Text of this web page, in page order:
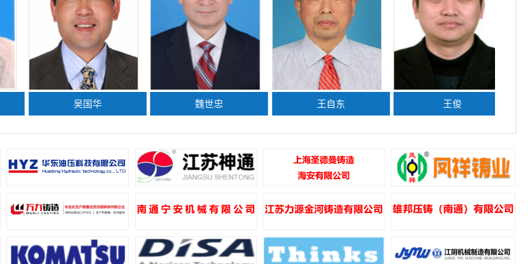
吴国华 魏世忠 王自东 王俊